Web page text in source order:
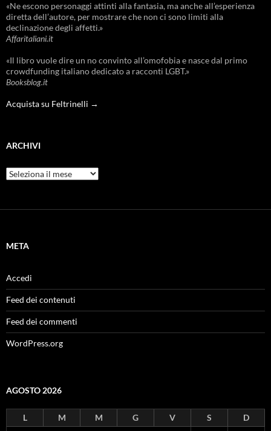
«Ne escono personaggi attinti alla fantasia, ma anche all’esperienza
diretta dell’autore, per mostrare che non ci sono limiti alla
declinazione degli affetti.»
Affaritaliani.it
«Il libro vuole dire un no convinto all’omofobia e nasce dal primo
crowdfunding italiano dedicato a racconti LGBT.»
Booksblog.it
Acquista su Feltrinelli →
ARCHIVI
Archivi
META
Accedi
Feed dei contenuti
Feed dei commenti
WordPress.org
AGOSTO 2026
L M M G V S
D